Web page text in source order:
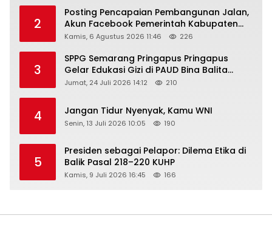
2
Posting Pencapaian Pembangunan Jalan,
Akun Facebook Pemerintah Kabupaten
Rembang “Dirujak” Warganet
Kamis, 6 Agustus 2026 11:46 226
3
SPPG Semarang Pringapus Pringapus
Gelar Edukasi Gizi di PAUD Bina Balita
Peringati Hari Anak Nasional 2026
Jumat, 24 Juli 2026 14:12 210
4 Jangan Tidur Nyenyak, Kamu WNI
Senin, 13 Juli 2026 10:05 190
5
Presiden sebagai Pelapor: Dilema Etika di
Balik Pasal 218–220 KUHP
Kamis, 9 Juli 2026 16:45 166